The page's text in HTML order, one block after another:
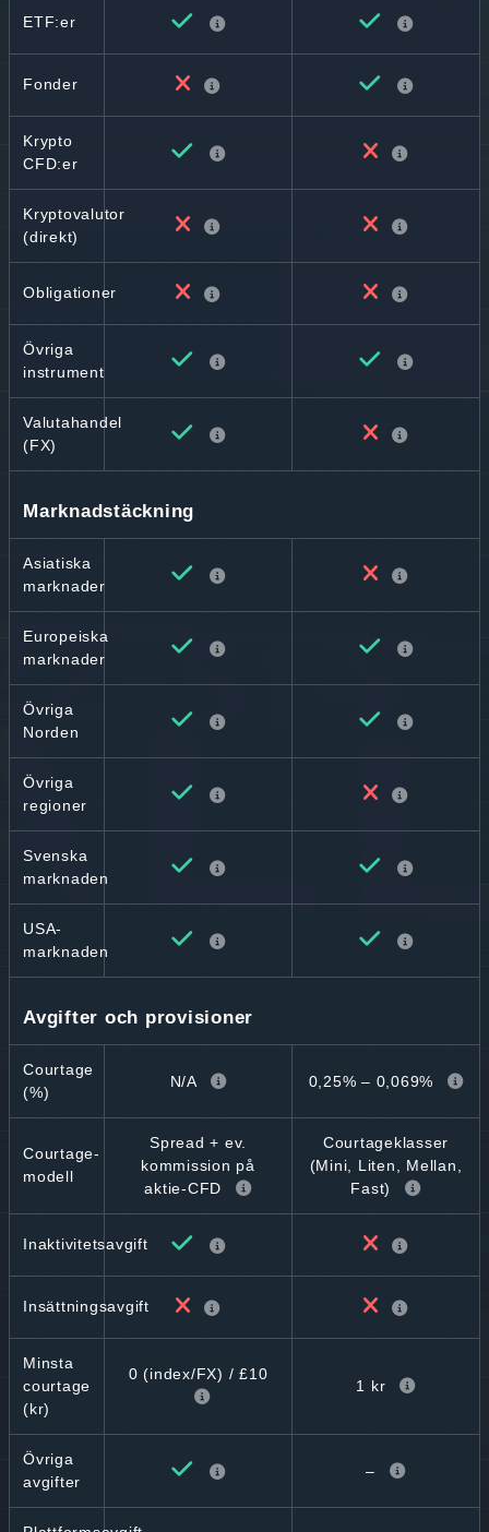
ETF:er
Fonder
Krypto
CFD:er
Kryptovalutor
(direkt)
Obligationer
Övriga
instrument
Valutahandel
(FX)
Marknadstäckning
Asiatiska
marknader
Europeiska
marknader
Övriga
Norden
Övriga
regioner
Svenska
marknaden
USA-
marknaden
Avgifter och provisioner
Courtage
(%)
N/A 0,25% – 0,069%
Courtage-
modell
Spread + ev.
kommission på
aktie-CFD
Courtageklasser
(Mini, Liten, Mellan,
Fast)
Inaktivitetsavgift
Insättningsavgift
Minsta
courtage
(kr)
0 (index/FX) / £10
1 kr
Övriga
avgifter
–